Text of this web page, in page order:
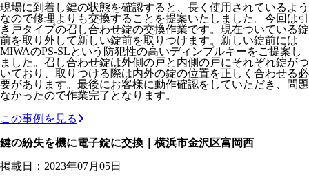
現場に到着し鍵の状態を確認すると、長く使用されているよう
なので修理よりも交換することを提案いたしました。今回は引
き戸タイプの召し合わせ錠の交換作業です。現在ついている錠
前を取り外して新しい錠前を取りつけます。新しい錠前には
MIWAのPS-SLという防犯性の高いディンプルキーをご提案し
ました。召し合わせ錠は外側の戸と内側の戸にそれぞれ錠がつ
いており、取りつける際は内外の錠の位置を正しく合わせる必
要があります。最後にお客様に動作確認をしていただき、問題
なかったので作業完了となります。
この事例を見る
鍵の紛失を機に電子錠に交換｜横浜市金沢区富岡西
掲載日：2023年07月05日